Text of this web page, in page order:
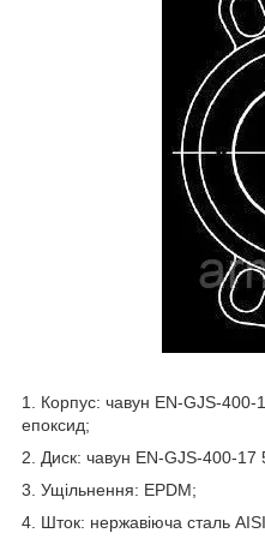
1. Корпус: чавун EN-GJS-
епоксид;
2. Диск: чавун EN-GJS-400-
3. Ущільнення: EPDM;
4. Шток: нержавіюча сталь